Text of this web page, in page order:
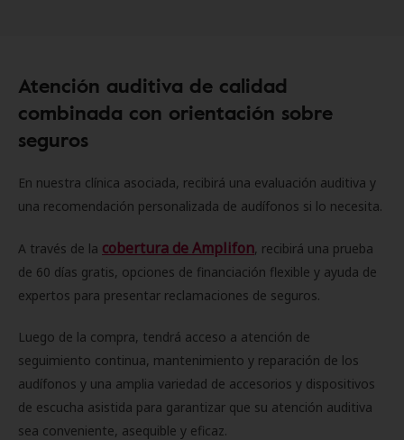
Atención auditiva de calidad
combinada con orientación sobre
seguros
En nuestra clínica asociada, recibirá una evaluación auditiva y
una recomendación personalizada de audífonos si lo necesita.
A través de la cobertura de Amplifon, recibirá una prueba
de 60 días gratis, opciones de financiación flexible y ayuda de
expertos para presentar reclamaciones de seguros.
Luego de la compra, tendrá acceso a atención de
seguimiento continua, mantenimiento y reparación de los
audífonos y una amplia variedad de accesorios y dispositivos
de escucha asistida para garantizar que su atención auditiva
sea conveniente, asequible y eficaz.